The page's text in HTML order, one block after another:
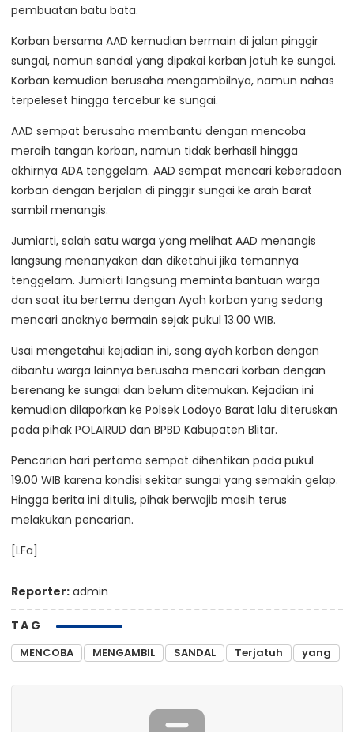
pembuatan batu bata.
Korban bersama AAD kemudian bermain di jalan pinggir
sungai, namun sandal yang dipakai korban jatuh ke sungai.
Korban kemudian berusaha mengambilnya, namun nahas
terpeleset hingga tercebur ke sungai.
AAD sempat berusaha membantu dengan mencoba
meraih tangan korban, namun tidak berhasil hingga
akhirnya ADA tenggelam. AAD sempat mencari keberadaan
korban dengan berjalan di pinggir sungai ke arah barat
sambil menangis.
Jumiarti, salah satu warga yang melihat AAD menangis
langsung menanyakan dan diketahui jika temannya
tenggelam. Jumiarti langsung meminta bantuan warga
dan saat itu bertemu dengan Ayah korban yang sedang
mencari anaknya bermain sejak pukul 13.00 WIB.
Usai mengetahui kejadian ini, sang ayah korban dengan
dibantu warga lainnya berusaha mencari korban dengan
berenang ke sungai dan belum ditemukan. Kejadian ini
kemudian dilaporkan ke Polsek Lodoyo Barat lalu diteruskan
pada pihak POLAIRUD dan BPBD Kabupaten Blitar.
Pencarian hari pertama sempat dihentikan pada pukul
19.00 WIB karena kondisi sekitar sungai yang semakin gelap.
Hingga berita ini ditulis, pihak berwajib masih terus
melakukan pencarian.
[LFa]
Reporter: admin
TAG
MENCOBA MENGAMBIL SANDAL Terjatuh yang